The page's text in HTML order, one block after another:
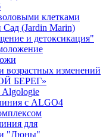
клетками
Сад (Jardin Marin)
и детоксикация"
возрастных изменений
БЕРЕГ»
с ALGO4
для
"Дюны"